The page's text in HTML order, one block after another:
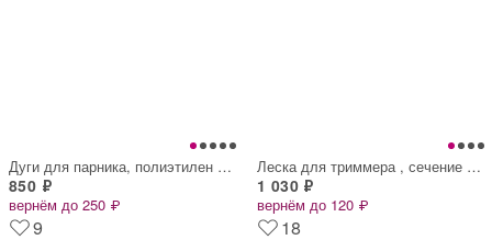
Дуги для парника, полиэтилен 2 м, d=20 м
850 ₽
вернём до 250 ₽
9
Леска для триммера , сечение треугольник
1 030 ₽
вернём до 120 ₽
18